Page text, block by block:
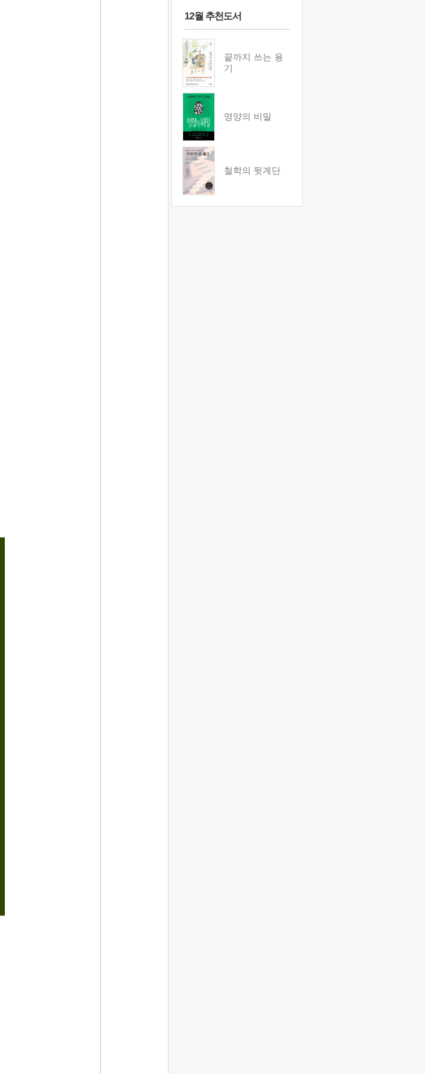
12월 추천도서
끝까지 쓰는 용
기
영양의 비밀
철학의 뒷계단